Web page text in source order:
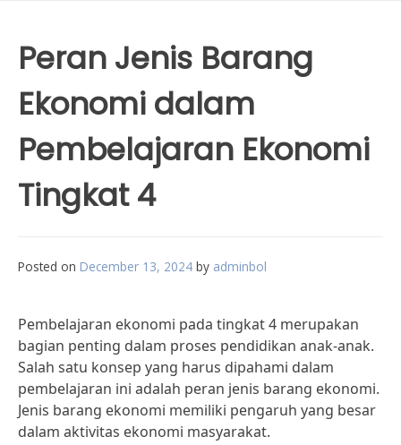
Peran Jenis Barang
Ekonomi dalam
Pembelajaran Ekonomi
Tingkat 4
Posted on December 13, 2024 by adminbol
Pembelajaran ekonomi pada tingkat 4 merupakan
bagian penting dalam proses pendidikan anak-anak.
Salah satu konsep yang harus dipahami dalam
pembelajaran ini adalah peran jenis barang ekonomi.
Jenis barang ekonomi memiliki pengaruh yang besar
dalam aktivitas ekonomi masyarakat.